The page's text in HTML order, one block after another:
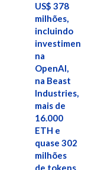
US$ 378
milhões,
incluindo
investimentos
na
OpenAI,
na Beast
Industries,
mais de
16.000
ETH e
quase 302
milhões
de tokens